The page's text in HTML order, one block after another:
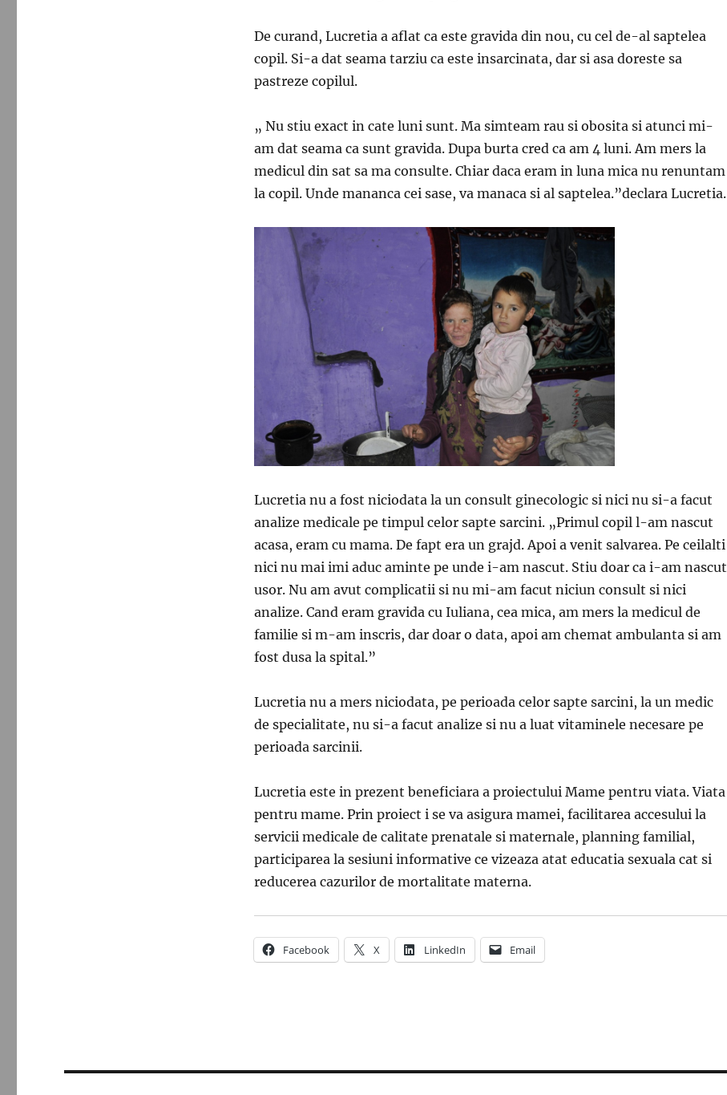
De curand, Lucretia a aflat ca este gravida din nou, cu cel de-al saptelea
copil. Si-a dat seama tarziu ca este insarcinata, dar si asa doreste sa
pastreze copilul.
„ Nu stiu exact in cate luni sunt. Ma simteam rau si obosita si atunci mi-
am dat seama ca sunt gravida. Dupa burta cred ca am 4 luni. Am mers la
medicul din sat sa ma consulte. Chiar daca eram in luna mica nu renuntam
la copil. Unde mananca cei sase, va manaca si al saptelea.”declara Lucretia.
Lucretia nu a fost niciodata la un consult ginecologic si nici nu si-a facut
analize medicale pe timpul celor sapte sarcini. „Primul copil l-am nascut
acasa, eram cu mama. De fapt era un grajd. Apoi a venit salvarea. Pe ceilalti
nici nu mai imi aduc aminte pe unde i-am nascut. Stiu doar ca i-am nascut
usor. Nu am avut complicatii si nu mi-am facut niciun consult si nici
analize. Cand eram gravida cu Iuliana, cea mica, am mers la medicul de
familie si m-am inscris, dar doar o data, apoi am chemat ambulanta si am
fost dusa la spital.”
Lucretia nu a mers niciodata, pe perioada celor sapte sarcini, la un medic
de specialitate, nu si-a facut analize si nu a luat vitaminele necesare pe
perioada sarcinii.
Lucretia este in prezent beneficiara a proiectului Mame pentru viata. Viata
pentru mame. Prin proiect i se va asigura mamei, facilitarea accesului la
servicii medicale de calitate prenatale si maternale, planning familial,
participarea la sesiuni informative ce vizeaza atat educatia sexuala cat si
reducerea cazurilor de mortalitate materna.
Facebook X LinkedIn Email